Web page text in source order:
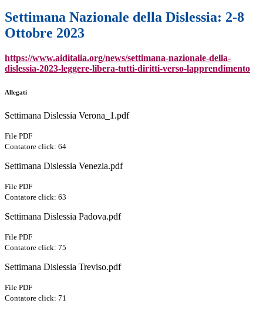
Settimana Nazionale della Dislessia: 2-8
Ottobre 2023
https://www.aiditalia.org/news/settimana-nazionale-della-
dislessia-2023-leggere-libera-tutti-diritti-verso-lapprendimento
Allegati
Settimana Dislessia Verona_1.pdf
File PDF
Contatore click: 64
Settimana Dislessia Venezia.pdf
File PDF
Contatore click: 63
Settimana Dislessia Padova.pdf
File PDF
Contatore click: 75
Settimana Dislessia Treviso.pdf
File PDF
Contatore click: 71